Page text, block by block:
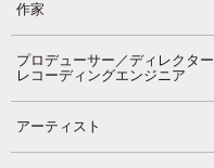
作家
プロデューサー／ディレクター
レコーディングエンジニア
アーティスト